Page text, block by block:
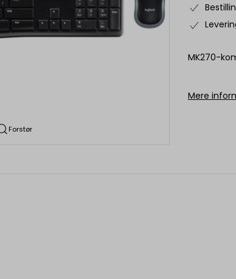
Forstør
MK270-
Mere